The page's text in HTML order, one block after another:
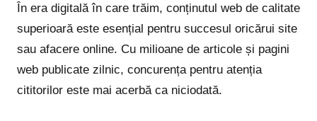
În era digitală în care trăim, conținutul web de calitate
superioară este esențial pentru succesul oricărui site
sau afacere online. Cu milioane de articole și pagini
web publicate zilnic, concurența pentru atenția
cititorilor este mai acerbă ca niciodată.